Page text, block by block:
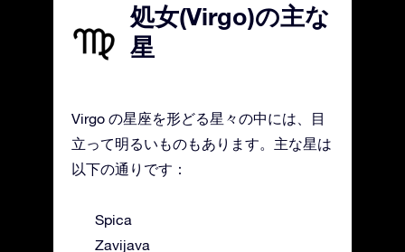
処女(Virgo)の主な
星
Virgo の星座を形どる星々の中には、目
立って明るいものもあります。主な星は
以下の通りです：
Spica
Zavijava